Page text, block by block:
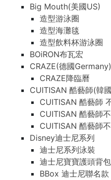
Big Mouth(美國US)
造型游泳圈
造型海灘毯
造型飲料杯游泳圈
BOiRON布瓦宏
CRAZE(德國Germany)
CRAZE降臨曆
CUITISAN 酷藝師(韓
CUITISAN 酷藝師
CUITISAN 酷藝師
CUITISAN 酷藝師
Disney迪士尼系列
迪士尼系列泳裝
迪士尼寶寶護頭背包
BBox 迪士尼聯名款